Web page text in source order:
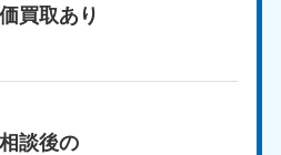
買取あり
談後の